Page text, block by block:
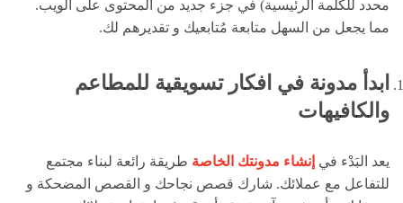
محدد للكلمة الرئيسية) في جزء جديد من المحتوى على الويب.
مما يجعل من السهل متابعة مُتابعيك و تقديرهم لك.
ابدأ مدونة في افكار تسويقية للمطاعم
والكافيهات
يعد البَدْء في إنشاء مدونتك الخاصة طريقة رائعة لبناء مجتمع
للتفاعل مع عملائك. شارك قصص نجاحك و القصص المضحكة و